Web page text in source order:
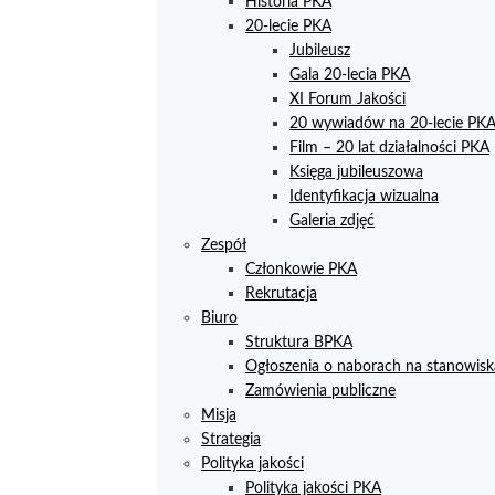
20-lecie PKA
Jubileusz
Gala 20-lecia PKA
XI Forum Jakości
20 wywiadów na 20-lecie PKA
Film – 20 lat działalności PKA
Księga jubileuszowa
Identyfikacja wizualna
Galeria zdjęć
Zespół
Członkowie PKA
Rekrutacja
Biuro
Struktura BPKA
Ogłoszenia o naborach na
Zamówienia publiczne
Misja
Strategia
Polityka jakości
Polityka jakości PKA